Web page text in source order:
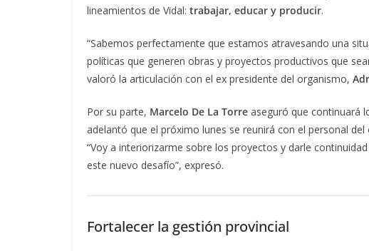
lineamientos de Vidal: trabajar, educar y producir.
“Sabemos perfectamente que estamos atravesando una
políticas que generen obras y proyectos productivos que
valoró la articulación con el ex presidente del organismo,
Por su parte, Marcelo De La Torre aseguró que continuará
adelantó que el próximo lunes se reunirá con el personal
“Voy a interiorizarme sobre los proyectos y darle
este nuevo desafío”, expresó.
Fortalecer la gestión provincial